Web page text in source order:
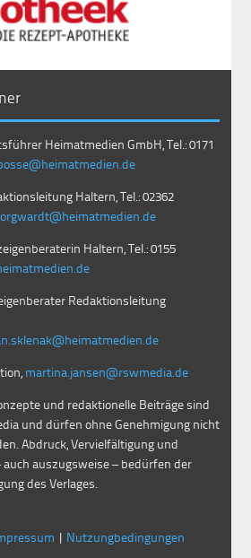
Heimatmedien GmbH, Tel.: 0171
Haltern, Tel.: 02362
Haltern, Tel.: 0155
Redaktionsleitung
martina.jansen@rswmedia.de
und redaktionelle Beiträge sind
und dürfen ohne Genehmigung nicht
Abdruck, Vervielfältigung und
auszugsweise – bedürfen der
des Verlages.
| Nutzungbedingungen